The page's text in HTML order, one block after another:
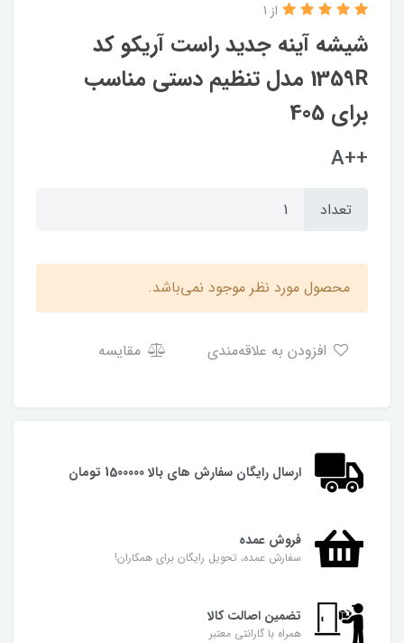
شیشه آینه جدید راست آریکو کد
1359R مدل تنظیم دستی مناسب
برای 405
از 1
++A
تعداد
محصول مورد نظر موجود نمی‌باشد.
مقایسه
ارسال رایگان سفارش های بالا 1500000 تومان
فروش عمده
سفارش عمده، تحویل رایگان برای همکاران!
تضمین اصالت کالا
همراه با گارانتی معتبر